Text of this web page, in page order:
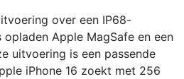
over een IP68-
Apple MagSafe en een
uitvoering is een passende
iPhone 16 zoekt met 256